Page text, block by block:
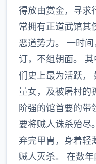
得放由赏金，寻求
常拥有正道武馆其
恶道势力。 一时
订，不组朝面。
们史上最为活跃，
量女，及被屠村的
阶强的馆首要的带
要将贼人诛杀殆尽
弃完甲胄，身着轻
贼人灭杀。 在数